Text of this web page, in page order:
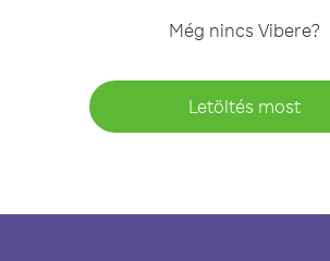
Még nincs Vibere?
Letöltés most